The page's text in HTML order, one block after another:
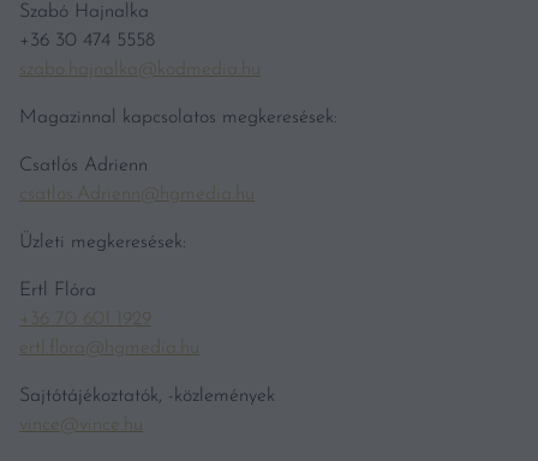
Szabó Hajnalka
+36 30 474 5558
szabo.hajnalka@kodmedia.hu
Magazinnal kapcsolatos megkeresések:
Csatlós Adrienn
csatlos.Adrienn@hgmedia.hu
Üzleti megkeresések:
Ertl Flóra
+36 70 601 1929
ertl.flora@hgmedia.hu
Sajtótájékoztatók, -közlemények
vince@vince.hu